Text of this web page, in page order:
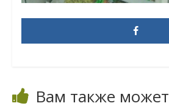
Вам также может